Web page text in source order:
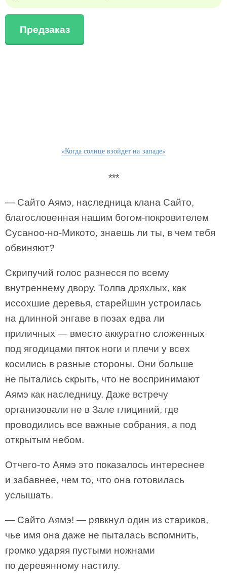
Предзаказ
«Когда солнце взойдет на западе»
***
— Сайто Аямэ, наследница клана Сайто,
благословенная нашим богом-покровителем
Сусаноо-но-Микото, знаешь ли ты, в чем тебя
обвиняют?
Скрипучий голос разнесся по всему
внутреннему двору. Толпа дряхлых, как
иссохшие деревья, старейшин устроилась
на длинной энгаве в позах едва ли
приличных — вместо аккуратно сложенных
под ягодицами пяток ноги и плечи у всех
косились в разные стороны. Они больше
не пытались скрыть, что не воспринимают
Аямэ как наследницу. Даже встречу
организовали не в Зале глициний, где
проводились все важные собрания, а под
открытым небом.
Отчего-то Аямэ это показалось интереснее
и забавнее, чем то, что она готовилась
услышать.
— Сайто Аямэ! — рявкнул один из стариков,
чье имя она даже не пыталась вспомнить,
громко ударяя пустыми ножнами
по деревянному настилу.